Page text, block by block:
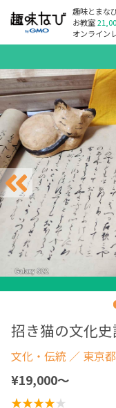
趣味とまな
お教室
オンライン
招き猫の文化
文化・伝統 ／ 東京
¥19,000〜